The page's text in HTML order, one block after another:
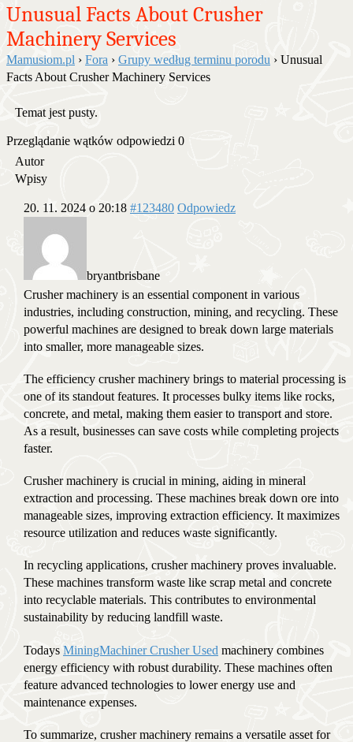
Unusual Facts About Crusher
Machinery Services
Mamusiom.pl › Fora › Grupy według terminu porodu › Unusual
Facts About Crusher Machinery Services
Temat jest pusty.
Przeglądanie wątków odpowiedzi 0
Autor
Wpisy
20. 11. 2024 o 20:18 #123480 Odpowiedz
bryantbrisbane
Crusher machinery is an essential component in various
industries, including construction, mining, and recycling. These
powerful machines are designed to break down large materials
into smaller, more manageable sizes.
The efficiency crusher machinery brings to material processing is
one of its standout features. It processes bulky items like rocks,
concrete, and metal, making them easier to transport and store.
As a result, businesses can save costs while completing projects
faster.
Crusher machinery is crucial in mining, aiding in mineral
extraction and processing. These machines break down ore into
manageable sizes, improving extraction efficiency. It maximizes
resource utilization and reduces waste significantly.
In recycling applications, crusher machinery proves invaluable.
These machines transform waste like scrap metal and concrete
into recyclable materials. This contributes to environmental
sustainability by reducing landfill waste.
Todays MiningMachiner Crusher Used machinery combines
energy efficiency with robust durability. These machines often
feature advanced technologies to lower energy use and
maintenance expenses.
To summarize, crusher machinery remains a versatile asset for